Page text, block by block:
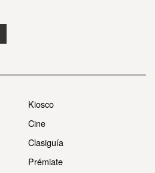
Kiosco
Cine
Clasiguía
Prémiate